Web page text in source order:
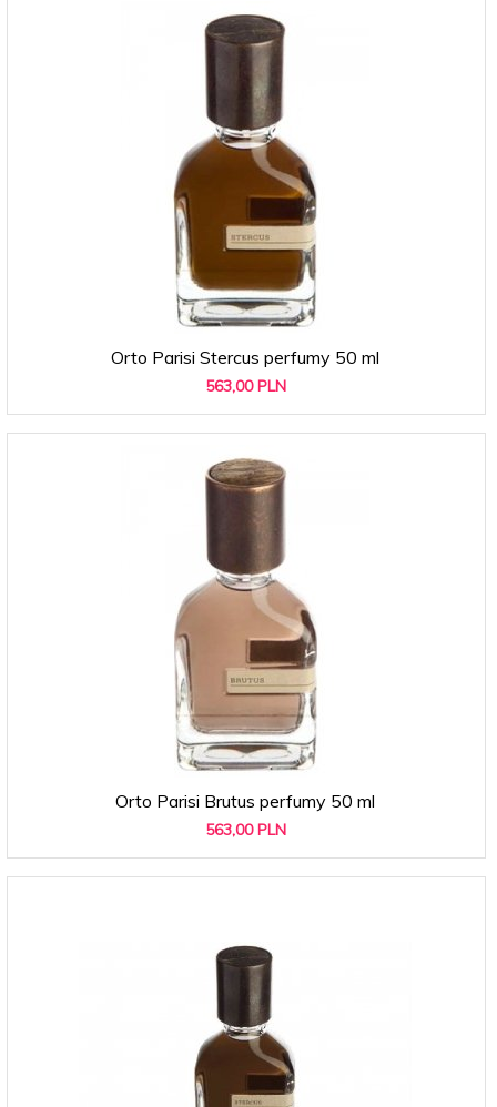
Orto Parisi Stercus perfumy 50 ml
563,00 PLN
Orto Parisi Brutus perfumy 50 ml
563,00 PLN